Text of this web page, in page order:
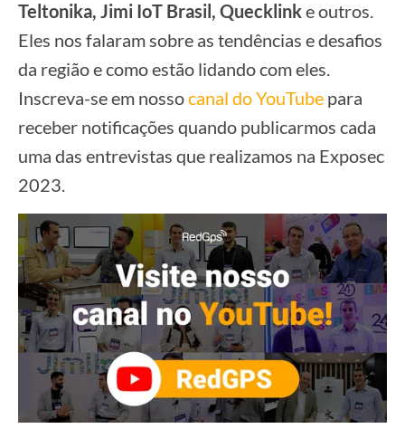
Teltonika, Jimi IoT Brasil, Quecklinke outros.
Eles nos falaram sobre as tendências e desafios
da região e como estão lidando com eles.
Inscreva-se em nossocanal do YouTube para
receber notificações quando publicarmos cada
uma das entrevistas que realizamos na Exposec
2023.